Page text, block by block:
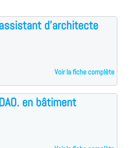
d'architecte
Voir la fiche complète
en bâtiment